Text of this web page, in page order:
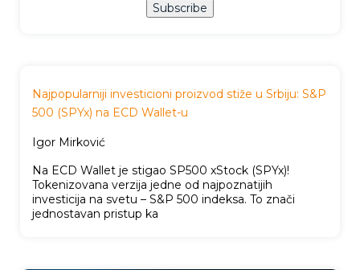
Subscribe
Najpopularniji investicioni proizvod stiže u Srbiju: S&P
500 (SPYx) na ECD Wallet-u
Igor Mirković
Na ECD Wallet je stigao SP500 xStock (SPYx)!
Tokenizovana verzija jedne od najpoznatijih
investicija na svetu – S&P 500 indeksa. To znači
jednostavan pristup ka